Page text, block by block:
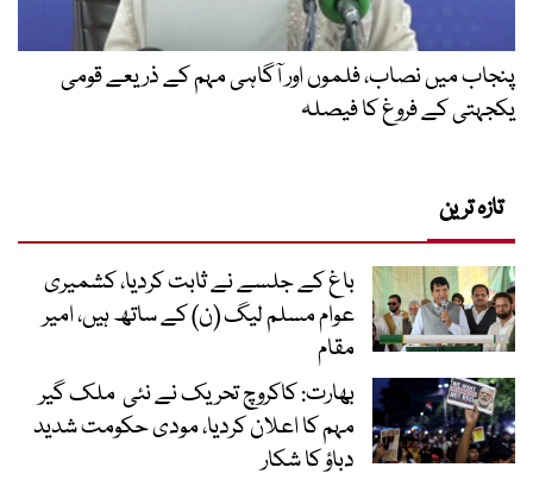
پنجاب میں نصاب، فلموں اور آگاہی مہم کے ذریعے قومی
یکجہتی کے فروغ کا فیصلہ
تازہ ترین
باغ کے جلسے نے ثابت کردیا، کشمیری
عوام مسلم لیگ (ن) کے ساتھ ہیں، امیر
مقام
بھارت: کاکروچ تحریک نے نئی ملک گیر
مہم کا اعلان کردیا، مودی حکومت شدید
دباؤ کا شکار